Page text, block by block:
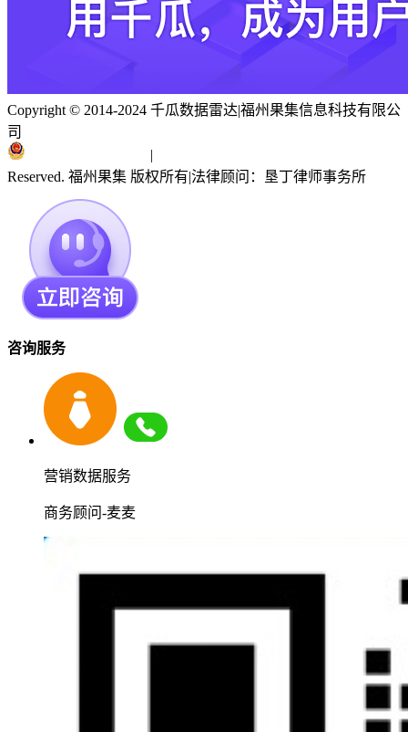
Copyright © 2014-2024 千瓜数据雷达|福州果集信息科技有限公
司
|
Reserved. 福州果集 版权所有|法律顾问：垦丁律师事务所
咨询服务
营销数据服务
商务顾问-麦麦